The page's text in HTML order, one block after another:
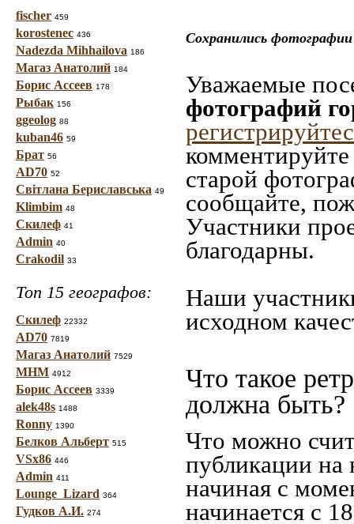
fischer 459
korostenec 436
Nadezda Mihhailova 186
Магаз Анатолий 184
Борис Ассеев 178
Рыбак 156
ggeolog 88
kuban46 59
Брат 56
AD70 52
Світлана Бериславська 49
Klimbim 48
Скилеф 41
Admin 40
Crakodil 33
Топ 15 географов:
Скилеф 22332
AD70 7819
Магаз Анатолий 7529
МНМ 4912
Борис Ассеев 3339
alek48s 1488
Ronny 1390
Белков Альберт 515
VSx86 446
Admin 411
Lounge_Lizard 364
Гудков А.И. 274
Сохранились
Уважаемые
фотографий
старой
сообщайте,
Участники
благодарны.
Наши
исходном
Что такое
должна быть?
Что можно
публикации
начиная c
начинается с